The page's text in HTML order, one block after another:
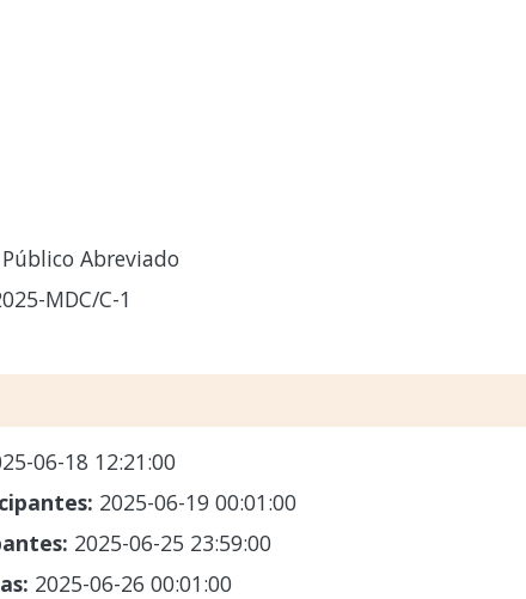
Abreviado
MDC/C-1
06-18 12:21:00
2025-06-19 00:01:00
2025-06-25 23:59:00
2025-06-26 00:01:00